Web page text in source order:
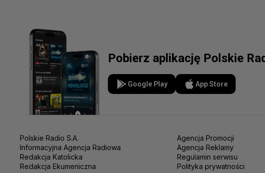
Pobierz aplikację Polskie
Google Play App Store
Polskie Radio S.A.
Informacyjna Agencja Radiowa
Redakcja Katolicka
Redakcja Ekumeniczna
Agencja Promocji
Agencja Reklamy
Regulamin serwisu
Polityka prywatności